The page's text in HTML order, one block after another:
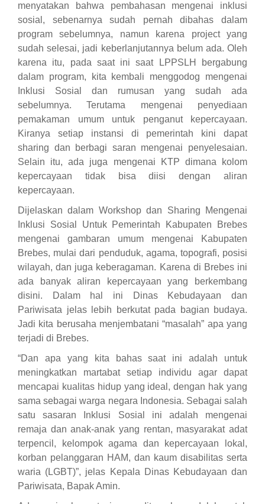
menyatakan bahwa pembahasan mengenai inklusi
sosial, sebenarnya sudah pernah dibahas dalam
program sebelumnya, namun karena project yang
sudah selesai, jadi keberlanjutannya belum ada. Oleh
karena itu, pada saat ini saat LPPSLH bergabung
dalam program, kita kembali menggodog mengenai
Inklusi Sosial dan rumusan yang sudah ada
sebelumnya. Terutama mengenai penyediaan
pemakaman umum untuk penganut kepercayaan.
Kiranya setiap instansi di pemerintah kini dapat
sharing dan berbagi saran mengenai penyelesaian.
Selain itu, ada juga mengenai KTP dimana kolom
kepercayaan tidak bisa diisi dengan aliran
kepercayaan.
Dijelaskan dalam Workshop dan Sharing Mengenai
Inklusi Sosial Untuk Pemerintah Kabupaten Brebes
mengenai gambaran umum mengenai Kabupaten
Brebes, mulai dari penduduk, agama, topografi, posisi
wilayah, dan juga keberagaman. Karena di Brebes ini
ada banyak aliran kepercayaan yang berkembang
disini. Dalam hal ini Dinas Kebudayaan dan
Pariwisata jelas lebih berkutat pada bagian budaya.
Jadi kita berusaha menjembatani “masalah” apa yang
terjadi di Brebes.
“Dan apa yang kita bahas saat ini adalah untuk
meningkatkan martabat setiap individu agar dapat
mencapai kualitas hidup yang ideal, dengan hak yang
sama sebagai warga negara Indonesia. Sebagai salah
satu sasaran Inklusi Sosial ini adalah mengenai
remaja dan anak-anak yang rentan, masyarakat adat
terpencil, kelompok agama dan kepercayaan lokal,
korban pelanggaran HAM, dan kaum disabilitas serta
waria (LGBT)”, jelas Kepala Dinas Kebudayaan dan
Pariwisata, Bapak Amin.